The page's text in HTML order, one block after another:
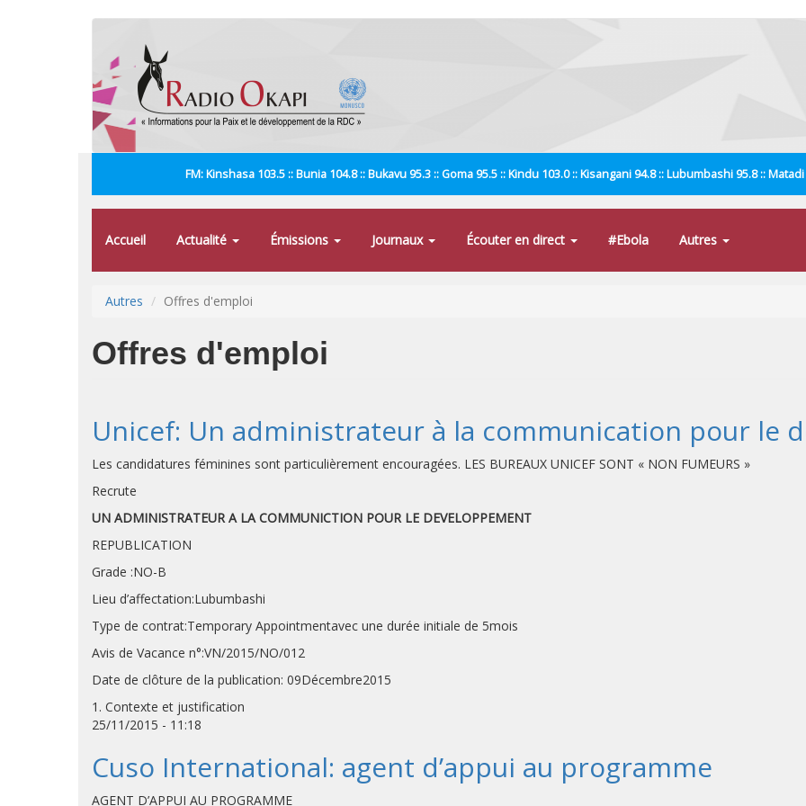
FM: Kinshasa 103.5 :: Bunia 104.8 :: Bukavu 95.3 :: Goma 95.5 :: Kindu 103.0 :: Kisangani 94.8 :: Lubumbashi 95.8 ::
Accueil Actualité Émissions Journaux Écouter en direct #Ebola Autres
Autres Offres d'emploi
Offres d'emploi
Unicef: Un administrateur à la communication pour le
Les candidatures féminines sont particulièrement encouragées. LES BUREAUX UNICEF SONT « NON FUMEURS »
Recrute
UN ADMINISTRATEUR A LA COMMUNICTION POUR LE DEVELOPPEMENT
REPUBLICATION
Grade :NO-B
Lieu d’affectation:Lubumbashi
Type de contrat:Temporary Appointmentavec une durée initiale de 5mois
Avis de Vacance n°:VN/2015/NO/012
Date de clôture de la publication: 09Décembre2015
1. Contexte et justification
25/11/2015 - 11:18
Cuso International: agent d’appui au programme
AGENT D’APPUI AU PROGRAMME